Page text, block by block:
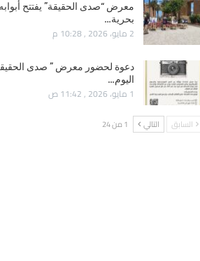
معرض “صدى الحقيقة” يفتتح أبوابه
بحرية…
2 مايو، 2026 , 10:28 م
دعوة لحضور معرض ” صدى
اليوم…
1 مايو، 2026 , 11:42 ص
السابق التالي 1 من 24